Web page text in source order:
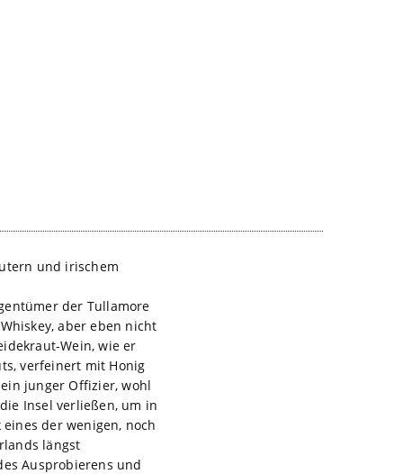
und irischem
der Tullamore
aber eben nicht
Wein, wie er
verfeinert mit Honig
junger Offizier, wohl
Insel verließen, um in
der wenigen, noch
längst
Ausprobierens und